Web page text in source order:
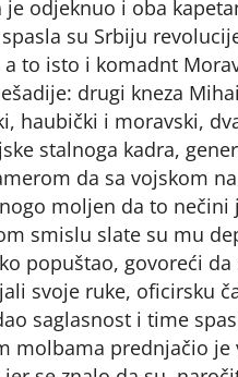
odjeknuo i oba
su Srbiju
to isto i komadnt
drugi kneza
haubički i moravski,
stalnoga kadra,
da sa vojskom
moljen da to
smislu slate su mu
popuštao, govoreći
svoje ruke, oficirsku
saglasnost i time
molbama prednjačio